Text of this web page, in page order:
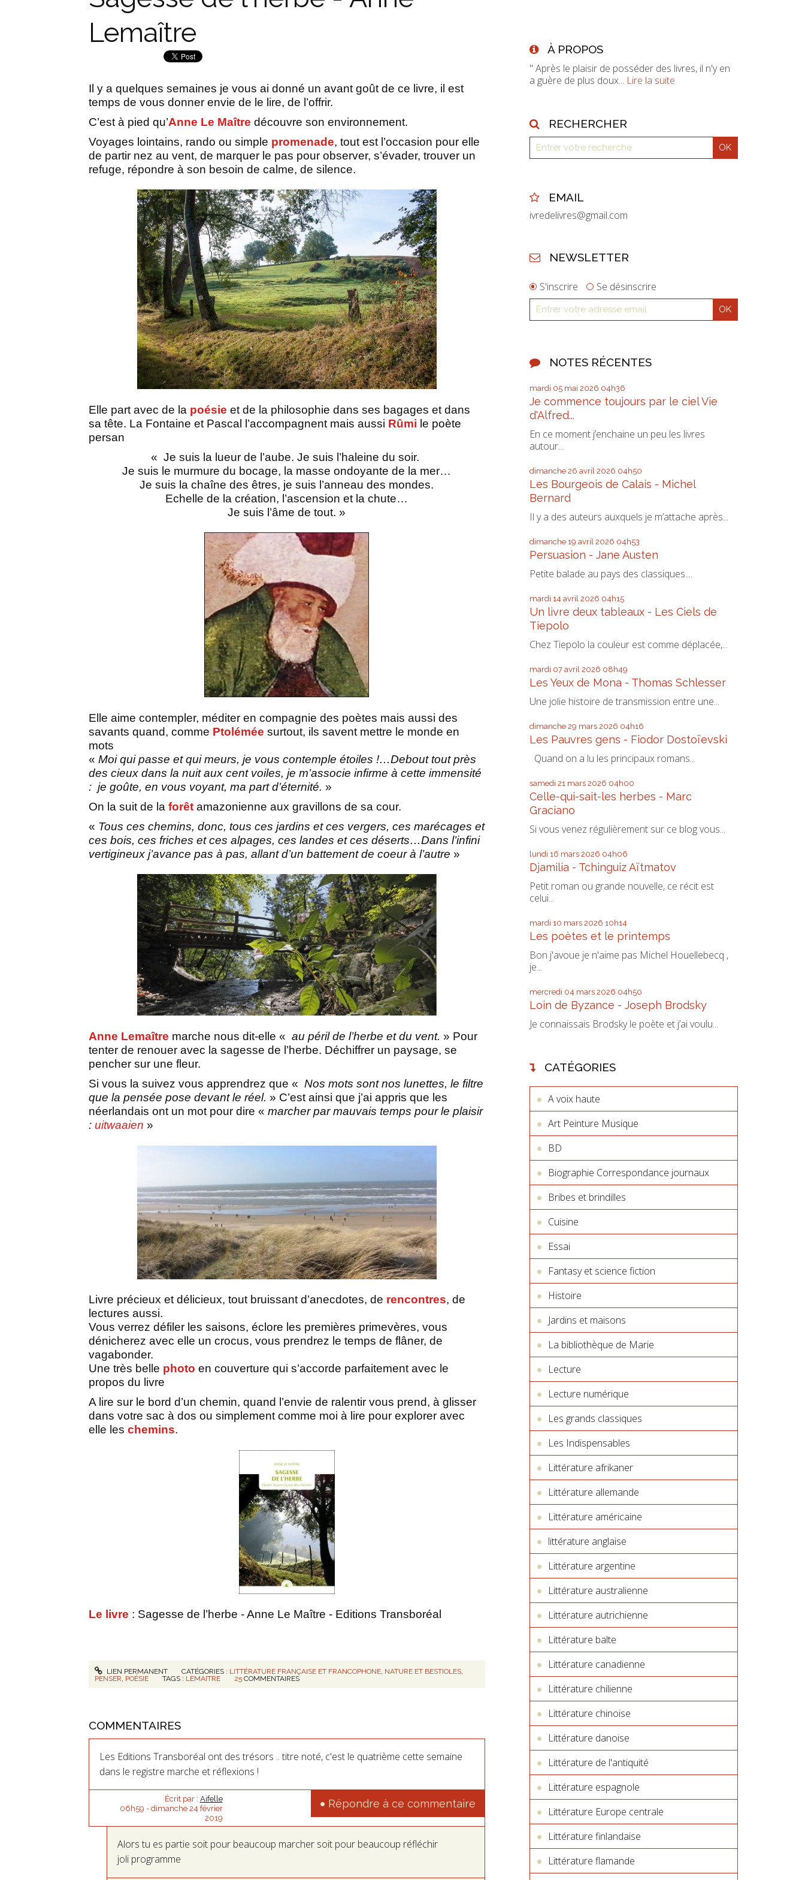
Lemaître
Il y a quelques semaines je vous ai donné un avant goût de ce livre, il est
temps de vous donner envie de le lire, de l’offrir.
C’est à pied qu’Anne Le Maître découvre son environnement.
Voyages lointains, rando ou simple promenade, tout est l’occasion pour elle
de partir nez au vent, de marquer le pas pour observer, s’évader, trouver un
refuge, répondre à son besoin de calme, de silence.
Elle part avec de la poésie et de la philosophie dans ses bagages et dans
sa tête. La Fontaine et Pascal l’accompagnent mais aussi Rûmi le poète
persan
« Je suis la lueur de l’aube. Je suis l’haleine du soir.
Je suis le murmure du bocage, la masse ondoyante de la mer…
Je suis la chaîne des êtres, je suis l’anneau des mondes.
Echelle de la création, l’ascension et la chute…
Je suis l’âme de tout. »
Elle aime contempler, méditer en compagnie des poètes mais aussi des
savants quand, comme Ptolémée surtout, ils savent mettre le monde en
mots
« Moi qui passe et qui meurs, je vous contemple étoiles !…Debout tout près
des cieux dans la nuit aux cent voiles, je m’associe infirme à cette immensité
: je goûte, en vous voyant, ma part d’éternité. »
On la suit de la forêt amazonienne aux gravillons de sa cour.
« Tous ces chemins, donc, tous ces jardins et ces vergers, ces marécages et
ces bois, ces friches et ces alpages, ces landes et ces déserts…Dans l’infini
vertigineux j’avance pas à pas, allant d’un battement de coeur à l’autre »
Anne Lemaître marche nous dit-elle « au péril de l’herbe et du vent. » Pour
tenter de renouer avec la sagesse de l’herbe. Déchiffrer un paysage, se
pencher sur une fleur.
Si vous la suivez vous apprendrez que « Nos mots sont nos lunettes, le filtre
que la pensée pose devant le réel. » C’est ainsi que j’ai appris que les
néerlandais ont un mot pour dire « marcher par mauvais temps pour le plaisir
: uitwaaien »
Livre précieux et délicieux, tout bruissant d’anecdotes, de rencontres, de
lectures aussi.
Vous verrez défiler les saisons, éclore les premières primevères, vous
dénicherez avec elle un crocus, vous prendrez le temps de flâner, de
vagabonder.
Une très belle photo en couverture qui s’accorde parfaitement avec le
propos du livre
A lire sur le bord d’un chemin, quand l’envie de ralentir vous prend, à glisser
dans votre sac à dos ou simplement comme moi à lire pour explorer avec
elle les chemins.
Le livre : Sagesse de l’herbe - Anne Le Maître - Editions Transboréal
LIEN PERMANENT CATÉGORIES : LITTÉRATURE FRANÇAISE ET FRANCOPHONE, NATURE ET BESTIOLES,
PENSER, POÉSIE TAGS : LEMAITRE 25 COMMENTAIRES
COMMENTAIRES
Les Editions Transboréal ont des trésors .. titre noté, c'est le quatrième cette semaine
dans le registre marche et réflexions !
Écrit par : Aifelle
06h59 - dimanche 24 février
2019
Répondre à ce commentaire
Alors tu es partie soit pour beaucoup marcher soit pour beaucoup réfléchir
joli programme
À PROPOS
" Après le plaisir de posséder des livres, il n'y en
a guère de plus doux... Lire la suite
RECHERCHER
EMAIL
ivredelivres@gmail.com
NEWSLETTER
S'inscrire Se désinscrire
NOTES RÉCENTES
mardi 05 mai 2026 04h36
Je commence toujours par le ciel Vie
d'Alfred...
En ce moment j’enchaine un peu les livres
autour...
dimanche 26 avril 2026 04h50
Les Bourgeois de Calais - Michel
Bernard
Il y a des auteurs auxquels je m’attache après...
dimanche 19 avril 2026 04h53
Persuasion - Jane Austen
Petite balade au pays des classiques....
mardi 14 avril 2026 04h15
Un livre deux tableaux - Les Ciels de
Tiepolo
Chez Tiepolo la couleur est comme déplacée,...
mardi 07 avril 2026 08h49
Les Yeux de Mona - Thomas Schlesser
Une jolie histoire de transmission entre une...
dimanche 29 mars 2026 04h16
Les Pauvres gens - Fiodor Dostoïevski
Quand on a lu les principaux romans...
samedi 21 mars 2026 04h00
Celle-qui-sait-les herbes - Marc
Graciano
Si vous venez régulièrement sur ce blog vous...
lundi 16 mars 2026 04h06
Djamilia - Tchinguiz Aïtmatov
Petit roman ou grande nouvelle, ce récit est
celui...
mardi 10 mars 2026 10h14
Les poètes et le printemps
Bon j'avoue je n'aime pas Michel Houellebecq ,
je...
mercredi 04 mars 2026 04h50
Loin de Byzance - Joseph Brodsky
Je connaissais Brodsky le poète et j’ai voulu...
CATÉGORIES
A voix haute
Art Peinture Musique
BD
Biographie Correspondance journaux
Bribes et brindilles
Cuisine
Essai
Fantasy et science fiction
Histoire
Jardins et maisons
La bibliothèque de Marie
Lecture
Lecture numérique
Les grands classiques
Les Indispensables
Littérature afrikaner
Littérature allemande
Littérature américaine
littérature anglaise
Littérature argentine
Littérature australienne
Littérature autrichienne
Littérature balte
Littérature canadienne
Littérature chilienne
Littérature chinoise
Littérature danoise
Littérature de l'antiquité
Littérature espagnole
Littérature Europe centrale
Littérature finlandaise
Littérature flamande